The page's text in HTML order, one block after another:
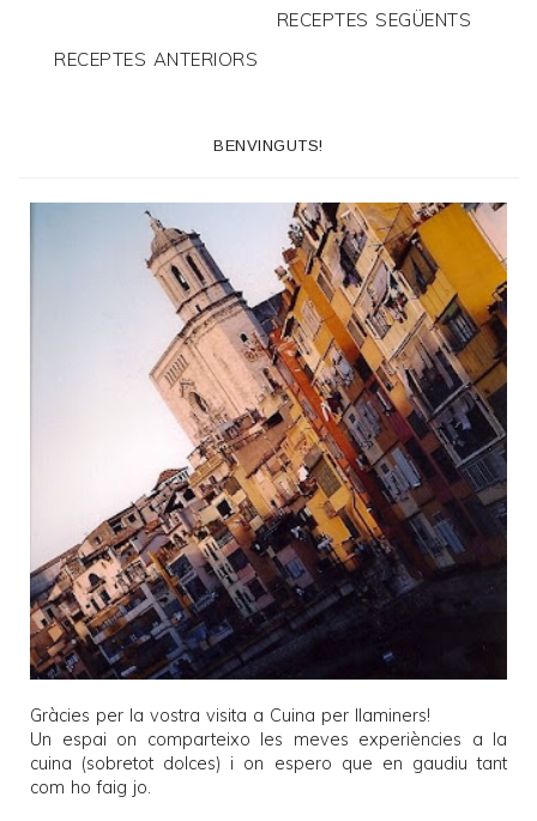
RECEPTES SEGÜENTS
RECEPTES ANTERIORS
BENVINGUTS!
Gràcies per la vostra visita a Cuina per llaminers!
Un espai on comparteixo les meves experiències a la
cuina (sobretot dolces) i on espero que en gaudiu tant
com ho faig jo.